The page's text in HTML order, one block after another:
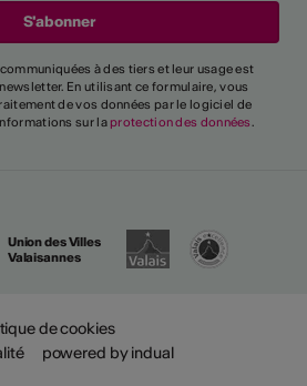
à des tiers et leur usage est
En utilisant ce formulaire, vous
de vos données par le logiciel de
sur la protection des données.
Union des Villes
Valaisannes
de cookies
powered by indual